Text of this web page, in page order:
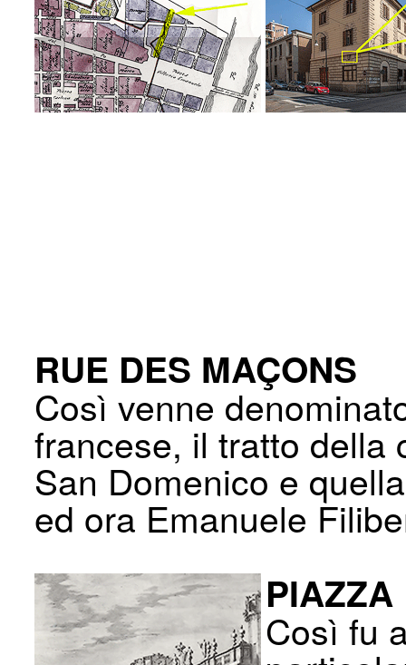
RUE DES MAÇONS
Così venne
francese, il tratto della
San Domenico e
ed ora Emanuele
Così fu